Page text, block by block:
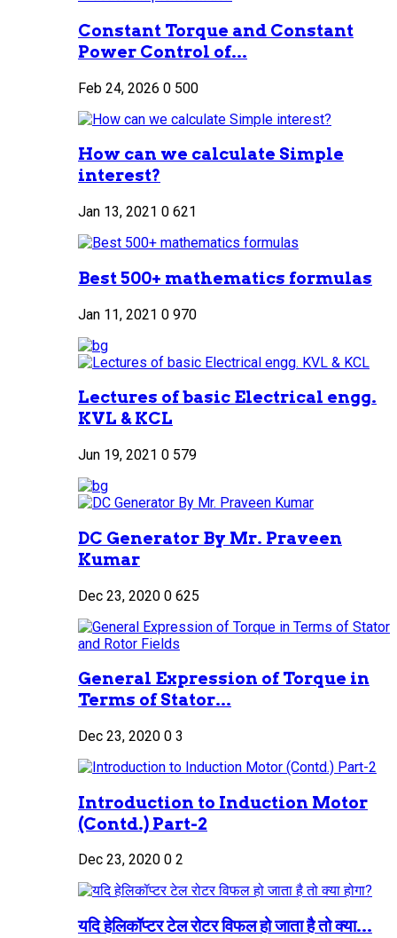
Constant Torque and Constant
Power Control of...
Feb 24, 2026 0 500
How can we calculate Simple
interest?
Jan 13, 2021 0 621
Best 500+ mathematics formulas
Jan 11, 2021 0 970
Lectures of basic Electrical engg.
KVL & KCL
Jun 19, 2021 0 579
DC Generator By Mr. Praveen
Kumar
Dec 23, 2020 0 625
General Expression of Torque in
Terms of Stator...
Dec 23, 2020 0 3
Introduction to Induction Motor
(Contd.) Part-2
Dec 23, 2020 0 2
यदि हेलिकॉप्टर टेल रोटर विफल हो जाता है तो क्या...